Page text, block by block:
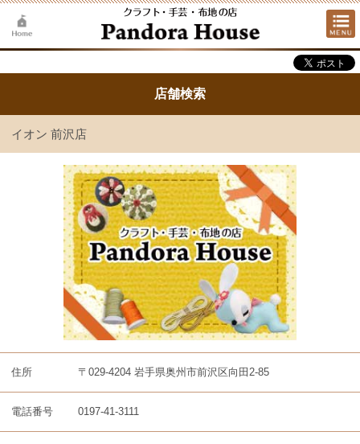
店舗検索
イオン 前沢店
住所 〒029-4204 岩手県奥州市前沢区向田2-85
電話番号 0197-41-3111